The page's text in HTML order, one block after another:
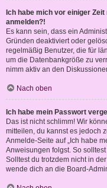
Ich habe mich vor einiger
anmelden?!
Es kann sein, dass ein
Gründen deaktiviert oder
regelmäßig Benutzer, die für
um die Datenbankgröße zu
nimm aktiv an den
Nach oben
Ich habe mein Passwort
Das ist nicht schlimm! Wir
mitteilen, du kannst es jedoch
Anmelde-Seite auf „Ich habe
Anweisungen folgst. So
Solltest du trotzdem nicht in
wende dich an die Board-